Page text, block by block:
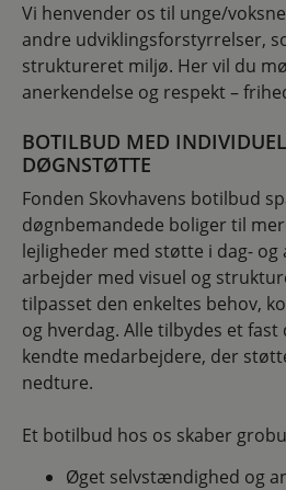
Vi henvender os til unge/
andre udviklingsforstyrrelser,
struktureret miljø. Her vil du
anerkendelse og respekt –
BOTILBUD MED
DØGNSTØTTE
Fonden Skovhavens botilbud
døgnbemandede boliger til
lejligheder med støtte i dag- og
arbejder med visuel og
tilpasset den enkeltes behov,
og hverdag. Alle tilbydes et fast
kendte medarbejdere, der
nedture.
Et botilbud hos os skaber
Øget selvstændighed og